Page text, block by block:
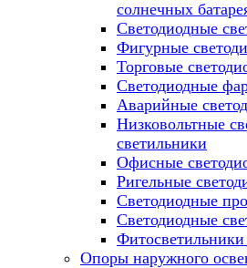
солнечных
Светодиодные
Фигурные
Торговые
Cветодиодные
Аварийные
Низковольтные
светильники
Офисные
Ригельные
Светодиодные
Светодиодные
Фитосветильники
Опоры наружного